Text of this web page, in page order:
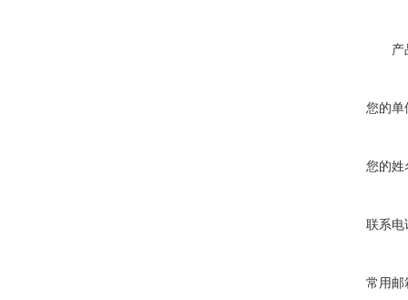
产
您的单
您的姓
联系电
常用邮